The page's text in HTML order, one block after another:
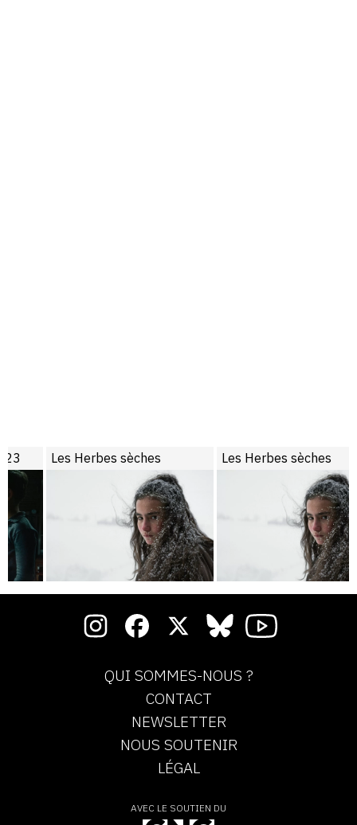
Les Herbes sèches Les Herbes sèches
QUI SOMMES-NOUS ?
CONTACT
NEWSLETTER
NOUS SOUTENIR
LÉGAL
AVEC LE SOUTIEN DU